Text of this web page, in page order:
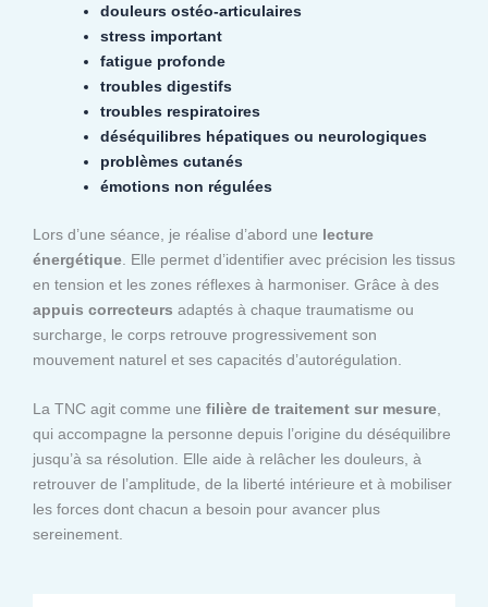
douleurs ostéo-articulaires
stress important
fatigue profonde
troubles digestifs
troubles respiratoires
déséquilibres hépatiques ou neurologiques
problèmes cutanés
émotions non régulées
Lors d’une séance, je réalise d’abord une lecture
énergétique . Elle permet d’identifier avec précision les tissus
en tension et les zones réflexes à harmoniser. Grâce à des
appuis correcteurs adaptés à chaque traumatisme ou
surcharge, le corps retrouve progressivement son
mouvement naturel et ses capacités d’autorégulation.
La TNC agit comme une filière de traitement sur mesure,
qui accompagne la personne depuis l’origine du déséquilibre
jusqu’à sa résolution. Elle aide à relâcher les douleurs, à
retrouver de l’amplitude, de la liberté intérieure et à mobiliser
les forces dont chacun a besoin pour avancer plus
sereinement.